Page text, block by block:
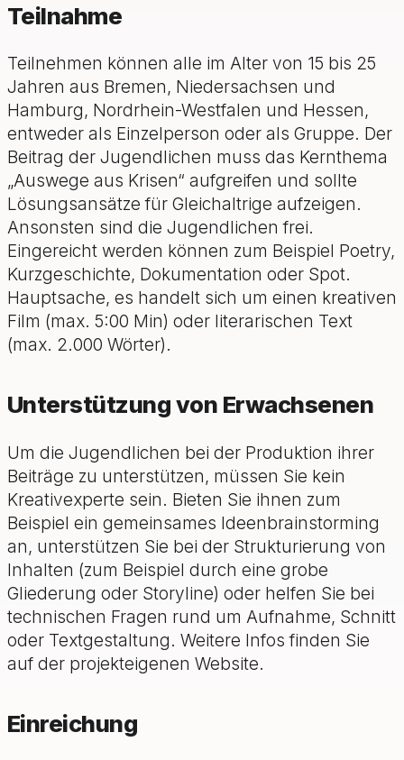
Teilnahme
Teilnehmen können alle im Alter von 15 bis 25
Jahren aus Bremen, Niedersachsen und
Hamburg, Nordrhein-Westfalen und Hessen,
entweder als Einzelperson oder als Gruppe. Der
Beitrag der Jugendlichen muss das Kernthema
„Auswege aus Krisen“ aufgreifen und sollte
Lösungsansätze für Gleichaltrige aufzeigen.
Ansonsten sind die Jugendlichen frei.
Eingereicht werden können zum Beispiel Poetry,
Kurzgeschichte, Dokumentation oder Spot.
Hauptsache, es handelt sich um einen kreativen
Film (max. 5:00 Min) oder literarischen Text
(max. 2.000 Wörter).
Unterstützung von Erwachsenen
Um die Jugendlichen bei der Produktion ihrer
Beiträge zu unterstützen, müssen Sie kein
Kreativexperte sein. Bieten Sie ihnen zum
Beispiel ein gemeinsames Ideenbrainstorming
an, unterstützen Sie bei der Strukturierung von
Inhalten (zum Beispiel durch eine grobe
Gliederung oder Storyline) oder helfen Sie bei
technischen Fragen rund um Aufnahme, Schnitt
oder Textgestaltung. Weitere Infos finden Sie
auf der projekteigenen Website.
Einreichung